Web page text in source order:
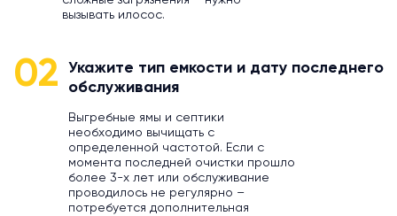
вызывать илосос.
02
Укажите тип емкости и дату последнего
обслуживания
Выгребные ямы и септики
необходимо вычищать с
определенной частотой. Если с
момента последней очистки прошло
более 3-х лет или обслуживание
проводилось не регулярно –
потребуется дополнительная